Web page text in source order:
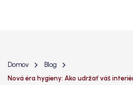
Domov
Blog
Nová éra hygieny: Ako udržať váš